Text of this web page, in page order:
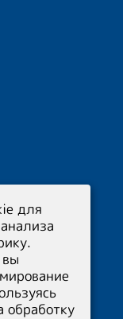
44
97-50
для
обработку